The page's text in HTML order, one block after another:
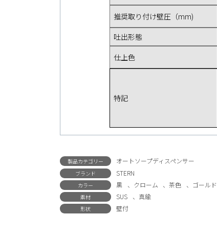
推奨取り付け壁圧（mm)
吐出形態
仕上色
特記
製品カテゴリー オートソープディスペンサー
ブランド STERN
カラー 黒 、 クローム 、茶色 、 ゴールド
素材 SUS 、 真鍮
形状 壁付